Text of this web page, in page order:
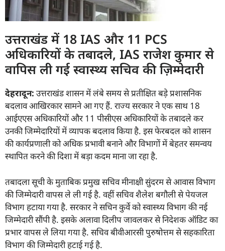
उत्तराखंड में 18 IAS और 11 PCS
अधिकारियों के तबादले, IAS राजेश कुमार से
वापिस ली गई स्वास्थ्य सचिव की ज़िम्मेदारी
देहरादून: उत्तराखंड शासन में लंबे समय से प्रतीक्षित बड़े प्रशासनिक
बदलाव आखिरकार सामने आ गए हैं. राज्य सरकार ने एक साथ 18
आईएएस अधिकारियों और 11 पीसीएस अधिकारियों के तबादले कर
उनकी जिम्मेदारियों में व्यापक बदलाव किया है. इस फेरबदल को शासन
की कार्यप्रणाली को अधिक प्रभावी बनाने और विभागों में बेहतर समन्वय
स्थापित करने की दिशा में बड़ा कदम माना जा रहा है.
तबादला सूची के मुताबिक प्रमुख सचिव मीनाक्षी सुंदरम से आवास विभाग
की जिम्मेदारी वापस ले ली गई है. वहीं सचिव शैलेश बगौली से पेयजल
विभाग हटाया गया है. सरकार ने सचिन कुर्वे को स्वास्थ्य विभाग की नई
जिम्मेदारी सौंपी है. इसके अलावा दिलीप जावलकर से निदेशक ऑडिट का
प्रभार वापस ले लिया गया है. सचिव बीवीआरसी पुरुषोत्तम से सहकारिता
विभाग की जिम्मेदारी हटाई गई है.